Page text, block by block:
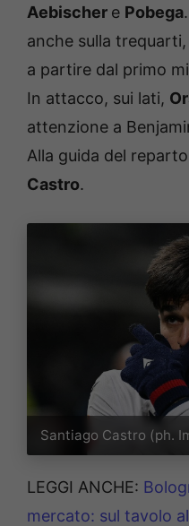
Aebischer e Pobega
anche sulla trequarti,
a partire dal primo
In attacco, sui lati,
attenzione a
Alla guida del
Castro.
Santiago Castro (ph.
LEGGI ANCHE:
mercato: sul tavolo